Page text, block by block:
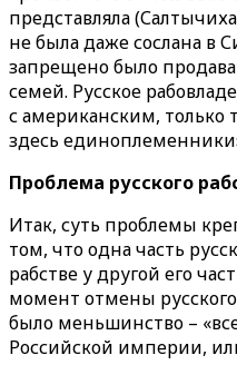
представляла
не была даже сослана в
запрещено было
семей. Русское
с американским, только
здесь
Проблема русского
Итак, суть проблемы
том, что одна часть
рабстве у другой его
момент отмены русского
было меньшинство –
Российской империи,